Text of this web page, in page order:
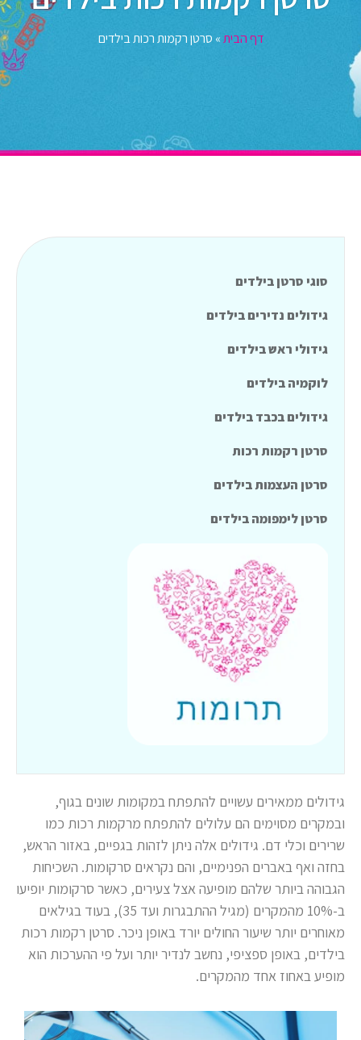
דף הבית» סרטן רקמות רכות בילדים
סוגי סרטן בילדים
גידולים נדירים בילדים
גידולי ראש בילדים
לוקמיה בילדים
גידולים בכבד בילדים
סרטן רקמות רכות
סרטן העצמות בילדים
סרטן לימפומה בילדים
גידולים ממאירים עשויים להתפתח במקומות שונים בגוף,
ובמקרים מסוימים הם עלולים להתפתח מרקמות רכות כמו
שרירים וכלי דם. גידולים אלה ניתן לזהות בגפיים, באזור הראש,
בחזה ואף באברים הפנימיים, והם נקראים סרקומות. השכיחות
הגבוהה ביותר שלהם מופיעה אצל צעירים, כאשר סרקומות יופיעו
ב-10% מהמקרים (מגיל ההתבגרות ועד 35), בעוד בגילאים
מאוחרים יותר שיעור החולים יורד באופן ניכר. סרטן רקמות רכות
בילדים, באופן ספציפי, נחשב לנדיר יותר ועל פי ההערכות הוא
מופיע באחוז אחד מהמקרים.